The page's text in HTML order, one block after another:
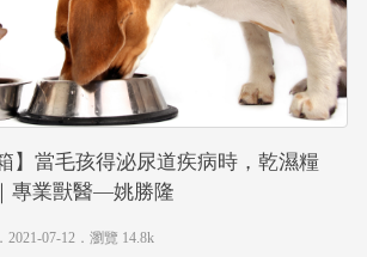
】當毛孩得泌尿道疾病時，乾濕糧
專業獸醫—姚勝隆
．2021-07-12． 瀏覽 14.8k